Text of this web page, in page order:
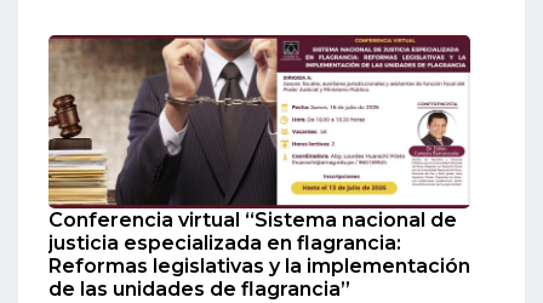
Conferencia virtual “Sistema nacional de
justicia especializada en flagrancia:
Reformas legislativas y la implementación
de las unidades de flagrancia”